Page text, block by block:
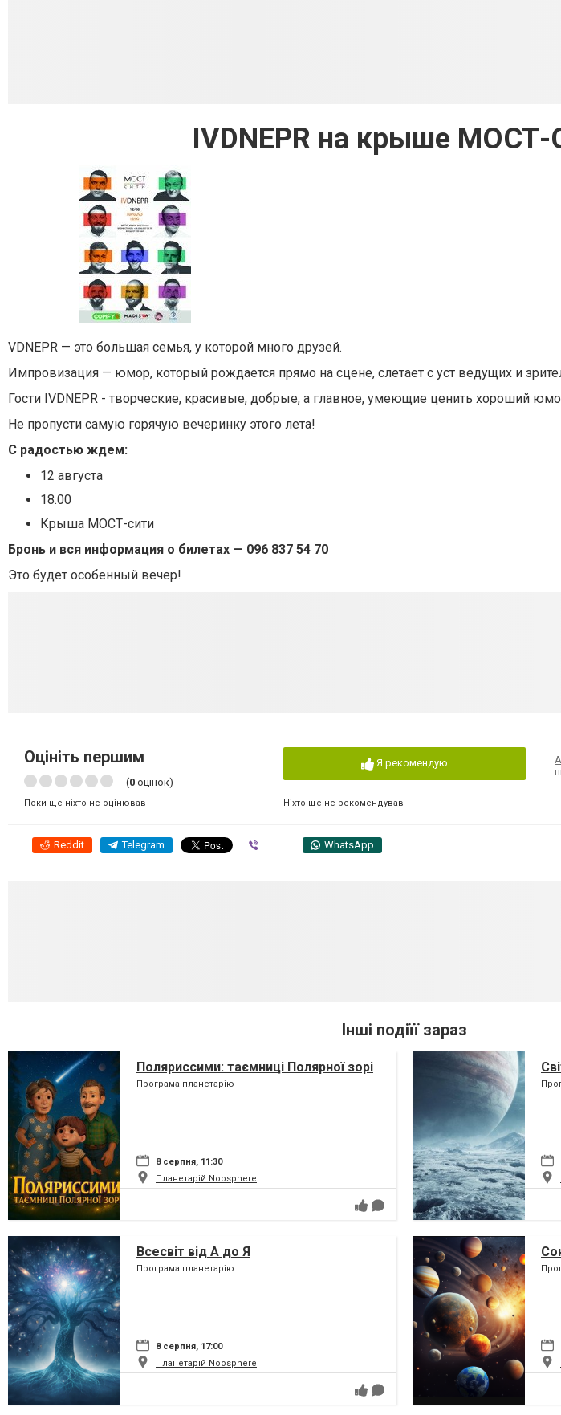
IVDNEPR на крыше МОСТ-
VDNEPR — это большая семья, у которой много друзей.
Импровизация — юмор, который рождается прямо на сцене, слетает с уст ведущих и
Гости IVDNEPR - творческие, красивые, добрые, а главное, умеющие ценить хороший
Не пропусти самую горячую вечеринку этого лета!
С радостью ждем:
12 августа
18.00
Крыша МОСТ-сити
Бронь и вся информация о билетах — 096 837 54 70
Это будет особенный вечер!
Оцініть першим
(0 оцінок)
Поки ще ніхто не оцінював
Я рекомендую
Ніхто ще не рекомендував
Reddit Telegram WhatsApp
Інші подіїї зараз
Поляриссими: таємниці Полярної зорі
Програма планетарію
8 серпня, 11:30
Планетарій Noosphere
Всесвіт від А до Я
Програма планетарію
8 серпня, 17:00
Планетарій Noosphere